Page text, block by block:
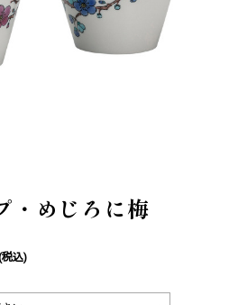
・めじろに梅
税込)